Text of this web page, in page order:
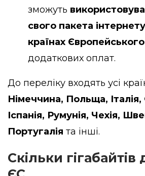
зможуть
свого пакета
країнах
додаткових оплат.
До переліку входять усі
Німеччина, Польща, Італія,
Іспанія, Румунія, Чехія,
Португалія та інші.
Скільки гігабайтів